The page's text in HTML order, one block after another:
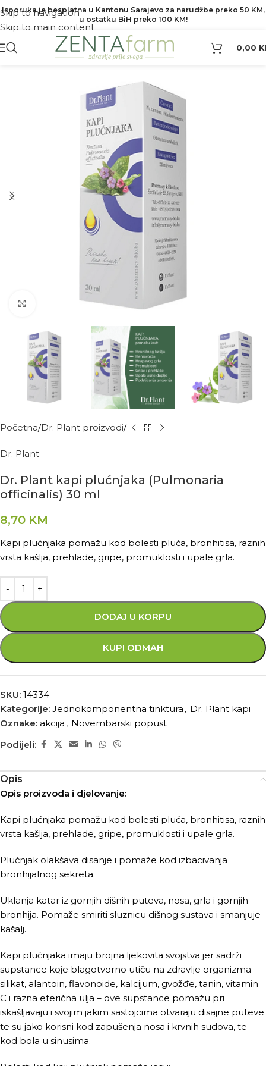
Skip to navigation
Skip to main content
Isporuka je besplatna u Kantonu Sarajevo za narudžbe preko 50 KM,
u ostatku BiH preko 100 KM!
0,00
Kliknite za povećanje
Početna Dr. Plant proizvodi
Dr. Plant
Dr. Plant kapi plućnjaka (Pulmonaria
officinalis) 30 ml
8,70 KM
Kapi plućnjaka pomažu kod bolesti pluća, bronhitisa, raznih
vrsta kašlja, prehlade, gripe, promuklosti i upale grla.
DODAJ U KORPU
KUPI ODMAH
SKU: 14334
Kategorije: Jednokomponentna tinktura , Dr. Plant kapi
Oznake: akcija , Novembarski popust
Podijeli:
Opis
Opis proizvoda i djelovanje:
Kapi plućnjaka pomažu kod bolesti pluća, bronhitisa, raznih
vrsta kašlja, prehlade, gripe, promuklosti i upale grla.
Plućnjak olakšava disanje i pomaže kod izbacivanja
bronhijalnog sekreta.
Uklanja katar iz gornjih dišnih puteva, nosa, grla i gornjih
bronhija. Pomaže smiriti sluznicu dišnog sustava i smanjuje
kašalj.
Kapi plućnjaka imaju brojna ljekovita svojstva jer sadrži
supstance koje blagotvorno utiču na zdravlje organizma –
silikat, alantoin, flavonoide, kalcijum, gvožđe, tanin, vitamin
C i razna eterična ulja – ove supstance pomažu pri
iskašljavaju i svojim jakim sastojcima otvaraju disajne puteve
te su jako korisni kod zapušenja nosa i krvnih sudova, te
kod bola u sinusima.